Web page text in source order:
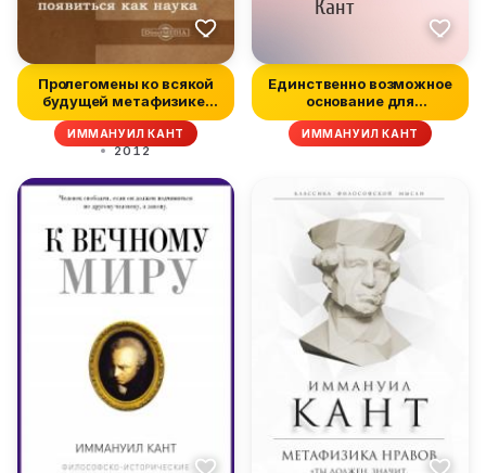
Пролегомены ко всякой
будущей метафизике,
могущей...
ИММАНУИЛ КАНТ
2012
Единственно возможное
основание для
доказательства...
ИММАНУИЛ КАНТ